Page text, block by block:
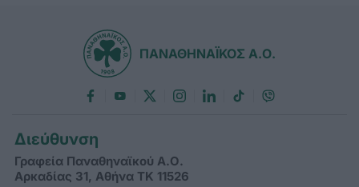
ΠΑΝΑΘΗΝΑΪΚΟΣ Α.Ο.
Διεύθυνση
Γραφεία Παναθηναϊκού Α.Ο.
Αρκαδίας 31, Αθήνα ΤΚ 11526